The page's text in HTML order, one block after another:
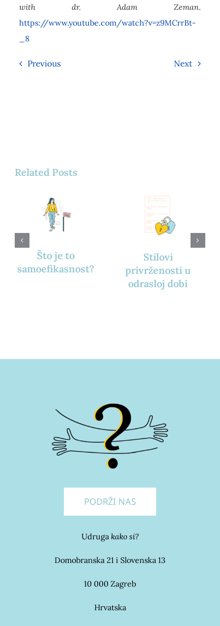
with dr. Adam Zeman.
https://www.youtube.com/watch?v=z9MCrrBt-
_8
Previous Next
Related Posts
Što je to
samoefikasnost?
Stilovi
privrženosti u
odrasloj dobi
PODRŽI NAS
Udruga kako si?
Domobranska 21 i Slovenska 13
10 000 Zagreb
Hrvatska